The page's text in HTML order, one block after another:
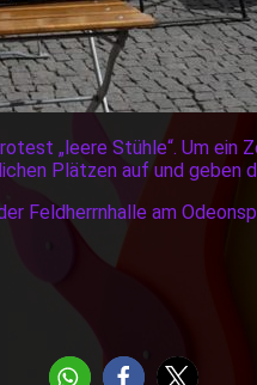
„leere Stühle“. Um ein
Plätzen auf und geben
Feldherrnhalle am